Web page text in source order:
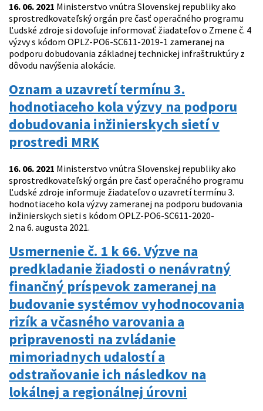
16. 06. 2021 Ministerstvo vnútra Slovenskej republiky ako
sprostredkovateľský orgán pre časť operačného programu
Ľudské zdroje si dovoľuje informovať žiadateľov o Zmene č. 4
výzvy s kódom OPLZ-PO6-SC611-2019-1 zameranej na
podporu dobudovania základnej technickej infraštruktúry z
dôvodu navýšenia alokácie.
Oznam a uzavretí termínu 3.
hodnotiaceho kola výzvy na podporu
dobudovania inžinierskych sietí v
prostredi MRK
16. 06. 2021 Ministerstvo vnútra Slovenskej republiky ako
sprostredkovateľský orgán pre časť operačného programu
Ľudské zdroje informuje žiadateľov o uzavretí termínu 3.
hodnotiaceho kola výzvy zameranej na podporu budovania
inžinierskych sieti s kódom OPLZ-PO6-SC611-2020-
2 na 6. augusta 2021.
Usmernenie č. 1 k 66. Výzve na
predkladanie žiadosti o nenávratný
finančný príspevok zameranej na
budovanie systémov vyhodnocovania
rizík a včasného varovania a
pripravenosti na zvládanie
mimoriadnych udalostí a
odstraňovanie ich následkov na
lokálnej a regionálnej úrovni